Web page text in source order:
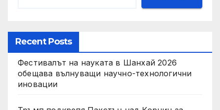
Recent Posts
Фестивалът на науката в Шанхай 2026
обещава вълнуващи научно-технологични
иновации